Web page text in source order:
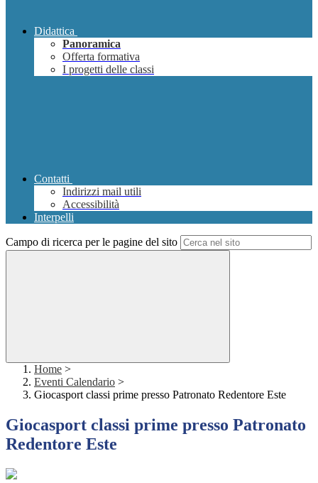
Didattica
Panoramica
Offerta formativa
I progetti delle classi
Contatti
Indirizzi mail utili
Accessibilità
Interpelli
Campo di ricerca per le pagine del sito
Home >
Eventi Calendario >
Giocasport classi prime presso Patronato Redentore Este
Giocasport classi prime presso Patronato
Redentore Este